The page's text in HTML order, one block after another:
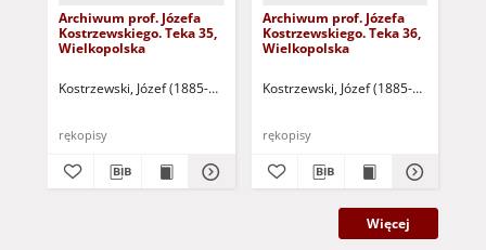
Archiwum prof. Józefa
Kostrzewskiego. Teka 35,
Wielkopolska
Kostrzewski, Józef (1885-1969]
rękopisy
Archiwum prof. Józefa
Kostrzewskiego. Teka 36,
Wielkopolska
Kostrzewski, Józef (1885-1969]
rękopisy
Więcej